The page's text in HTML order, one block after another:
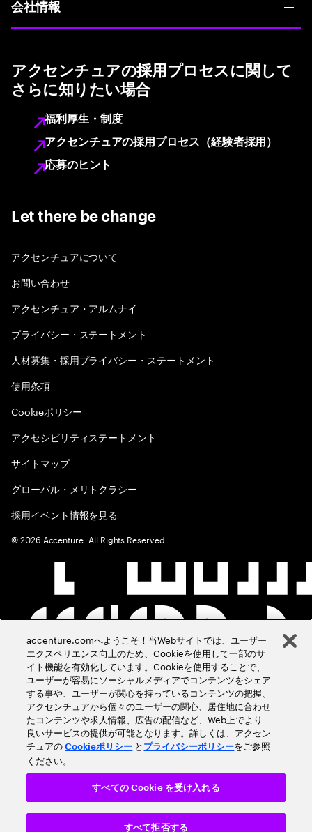
会社情報
アクセンチュアの採用プロセスに関して
さらに知りたい場合
福利厚生・制度
アクセンチュアの採用プロセス（経験者採用）
応募のヒント
Let there be change
アクセンチュアについて
お問い合わせ
アクセンチュア・アルムナイ
プライバシー・ステートメント
人材募集・採用プライバシー・ステートメント
使用条項
Cookieポリシー
アクセシビリティステートメント
サイトマップ
グローバル・メリトクラシー
採用イベント情報を見る
©2026 Accenture. All Rights Reserved.
accenture.comへようこそ！当Webサイトでは、ユーザー
エクスペリエンス向上のため、Cookieを使用して一部のサ
イト機能を有効化しています。Cookieを使用することで、
ユーザーが容易にソーシャルメディアでコンテンツをシェア
する事や、ユーザーが関心を持っているコンテンツの把握、
アクセンチュアから個々のユーザーの関心、居住地に合わせ
たコンテンツや求人情報、広告の配信など、Web上でより
良いサービスの提供が可能となります。詳しくは、アクセン
チュアのCookieポリシー と プライバシーポリシーをご参照
ください。
すべて拒否する
すべての Cookie を受け入れる